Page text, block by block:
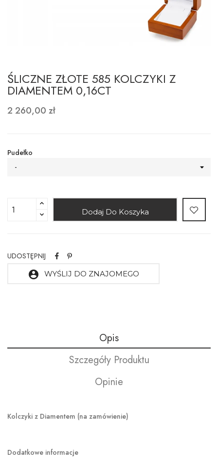
ŚLICZNE ZŁOTE 585 KOLCZYKI Z
DIAMENTEM 0,16CT
2 260,00 zł
Pudełko
-
Dodaj Do Koszyka
UDOSTĘPNIJ
account_circle WYŚLIJ DO ZNAJOMEGO
Opis
Szczegóły Produktu
Opinie
Kolczyki z Diamentem (na zamówienie)
Dodatkowe informacje